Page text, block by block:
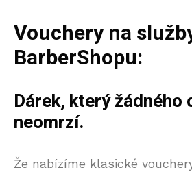
Vouchery na
BarberShopu:
Dárek, který žádného
neomrzí.
Že nabízíme klasické